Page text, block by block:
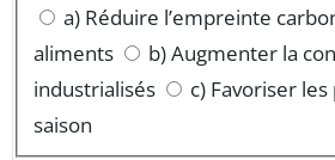
a) Réduire l’empreinte
aliments
b) Augmenter la
industrialisés
c) Favoriser
saison